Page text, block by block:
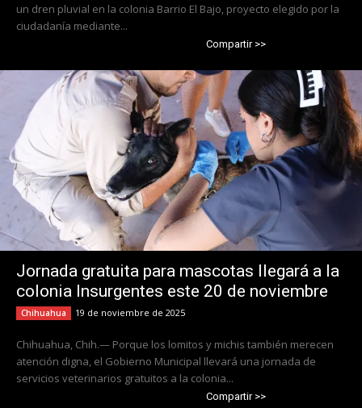
un dren pluvial en la colonia Barrio El Bajo, proyecto elegido por la
ciudadanía mediante...
Compartir >>
Jornada gratuita para mascotas llegará a la
colonia Insurgentes este 20 de noviembre
Chihuahua 19 de noviembre de 2025
Chihuahua, Chih.— Porque los lomitos y michis también merecen
atención digna, el Gobierno Municipal llevará una jornada de
servicios veterinarios gratuitos a la colonia...
Compartir >>